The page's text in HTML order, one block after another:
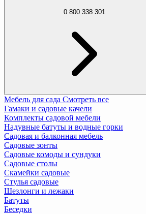
0 800 338 301
Мебель для сада Смотреть все
Гамаки и садовые качели
Комплекты садовой мебели
Надувные батуты и водные горки
Садовая и балконная мебель
Садовые зонты
Садовые комоды и сундуки
Садовые столы
Скамейки садовые
Стулья садовые
Шезлонги и лежаки
Батуты
Беседки